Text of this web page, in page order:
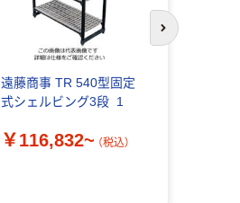
遠藤商事 TR 540型固定
式シェルビング3段_1
￥116,832~ （税込）
次のスライド